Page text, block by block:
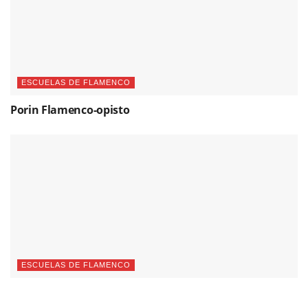
ESCUELAS DE FLAMENCO
Porin Flamenco-opisto
ESCUELAS DE FLAMENCO